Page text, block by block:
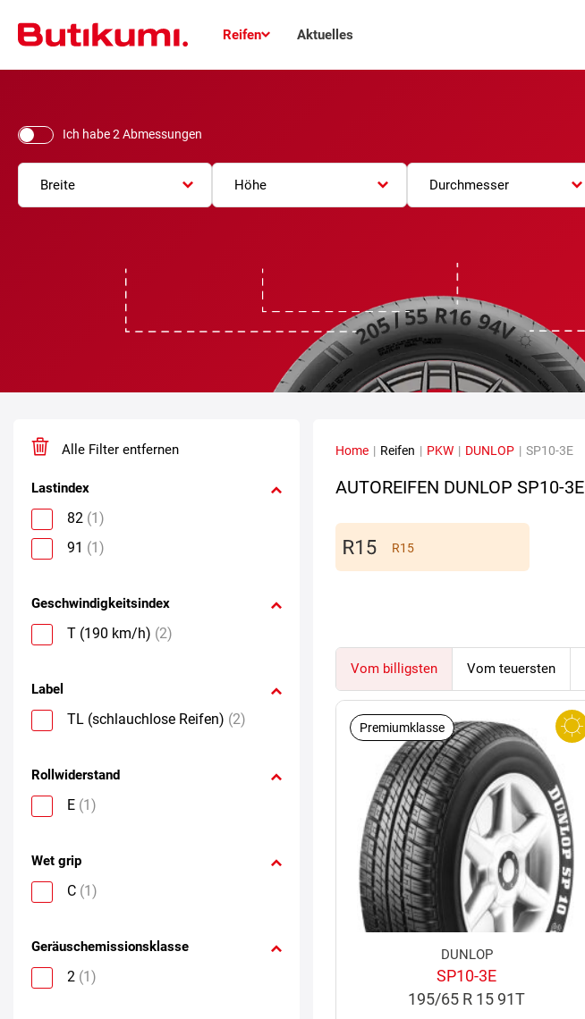
Reifen Aktuelles
Ich habe 2 Abmessungen
Breite Höhe Durchmesser
Alle Filter entfernen
Lastindex
82 (1)
91 (1)
Geschwindigkeitsindex
T (190 km/h) (2)
Label
TL (schlauchlose Reifen) (2)
Rollwiderstand
E (1)
Wet grip
C (1)
Geräuschemissionsklasse
2 (1)
Home | Reifen | PKW | DUNLOP | SP10-3E
AUTOREIFEN DUNLOP SP10-3E
R15
Vom billigsten Vom teuersten
Premiumklasse
DUNLOP
SP10-3E
195/65 R 15 91T